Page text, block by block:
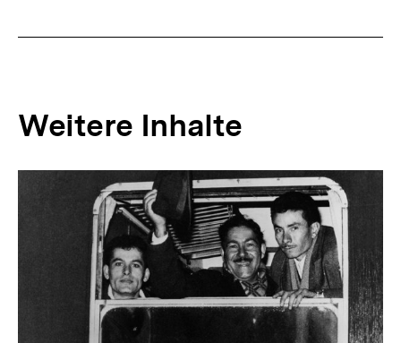
:
Weitere Inhalte
Inhaltskarousell
Inhaltskarussell
überspringen